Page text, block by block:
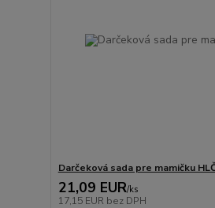
Darčeková sada pre mamičku
21,09 EUR/ks
17,15 EUR bez DPH